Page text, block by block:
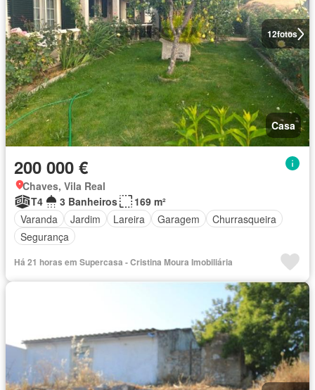
12fotos
Casa
200 000 €
Chaves, Vila Real
T4
3 Banheiros
169 m²
Varanda
Jardim Lareira Garagem
Churrasqueira
Segurança
Há 21 horas em Supercasa - Cristina Moura Imobiliária